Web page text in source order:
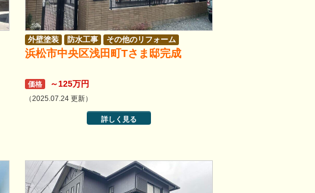
浜松市中央区浅田町Tさま邸完成
価格 ～125万円
（2025.07.24 更新）
詳しく見る
外壁塗装 防水工事 その他のリフォーム